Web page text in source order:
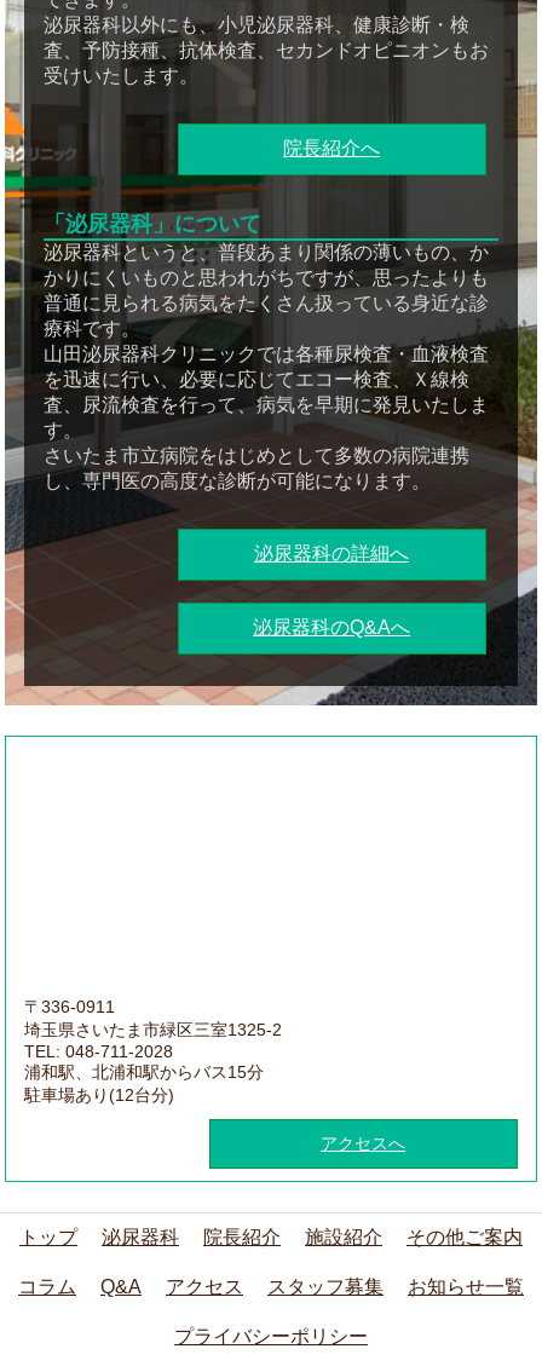
泌尿器科以外にも、小児泌尿器科、健康診断・検
査、予防接種、抗体検査、セカンドオピニオンもお
受けいたします。
院長紹介へ
「泌尿器科」について
泌尿器科というと、普段あまり関係の薄いもの、か
かりにくいものと思われがちですが、思ったよりも
普通に見られる病気をたくさん扱っている身近な診
療科です。
山田泌尿器科クリニックでは各種尿検査・血液検査
を迅速に行い、必要に応じてエコー検査、Ｘ線検
査、尿流検査を行って、病気を早期に発見いたしま
す。
さいたま市立病院をはじめとして多数の病院連携
し、専門医の高度な診断が可能になります。
泌尿器科の詳細へ
泌尿器科のQ&Aへ
〒336-0911
埼玉県さいたま市緑区三室1325-2
TEL: 048-711-2028
浦和駅、北浦和駅からバス15分
駐車場あり(12台分)
アクセスへ
トップ 泌尿器科 院長紹介 施設紹介 その他ご案内
コラム Q&A アクセス スタッフ募集 お知らせ一覧
プライバシーポリシー